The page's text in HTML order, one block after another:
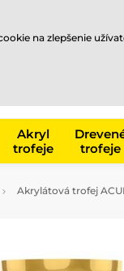
Akryl
trofeje
trofeje
Akrylátová trofej
na zlepšenie